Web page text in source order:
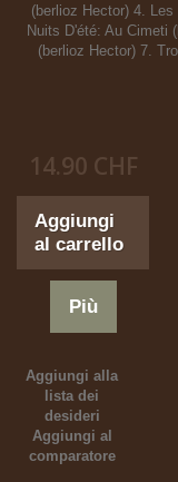
(berlioz Hector) 4.
Nuits D'été: Au Cimeti
(berlioz Hector) 7.
14.90 CHF
Aggiungi
al carrello
Più
Aggiungi alla
lista dei
desideri
Aggiungi al
comparatore